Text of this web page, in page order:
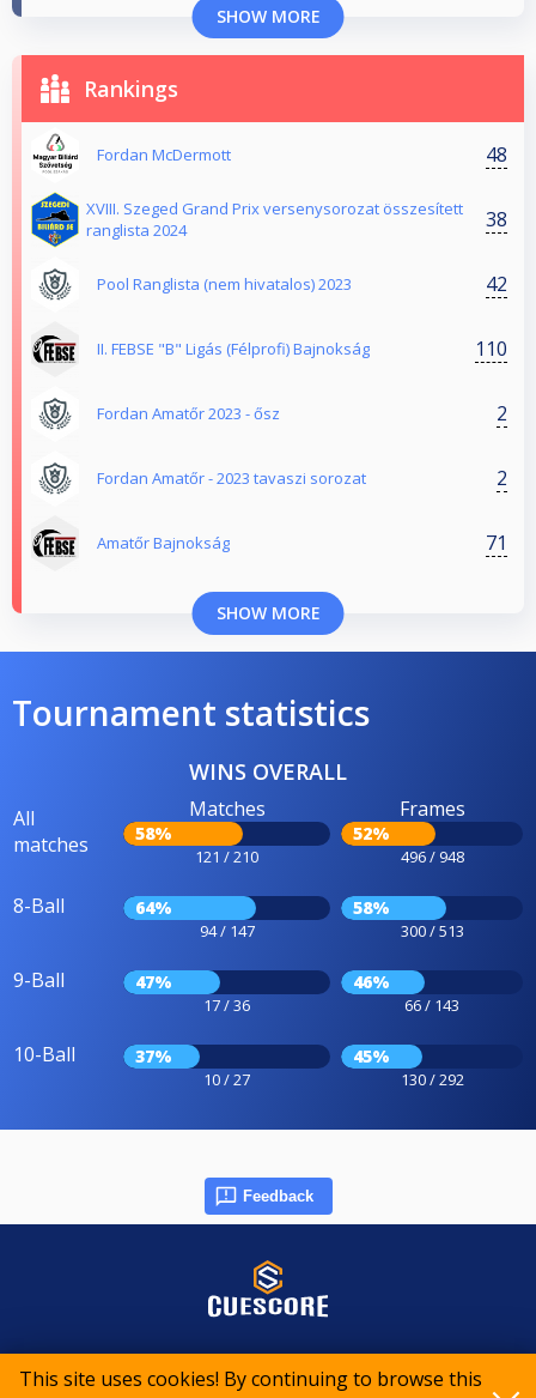
This site uses cookies! By continuing to browse this
SHOW MORE
Rankings
Fordan McDermott 48
XVIII. Szeged Grand Prix versenysorozat összesített
ranglista 2024
38
Pool Ranglista (nem hivatalos) 2023 42
II. FEBSE "B" Ligás (Félprofi) Bajnokság 110
Fordan Amatőr 2023 - ősz 2
Fordan Amatőr - 2023 tavaszi sorozat 2
Amatőr Bajnokság 71
SHOW MORE
Tournament statistics
WINS OVERALL
All
matches
Matches
58%
121 / 210
Frames
52%
496 / 948
8-Ball 64%
94 / 147
58%
300 / 513
9-Ball 47%
17 / 36
46%
66 / 143
10-Ball 37%
10 / 27
45%
130 / 292
Feedback
© 2015-2026 CueScore International